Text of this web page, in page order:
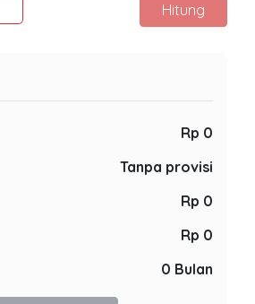
Hitung
Rp 0
Tanpa provisi
Rp 0
Rp 0
0 Bulan